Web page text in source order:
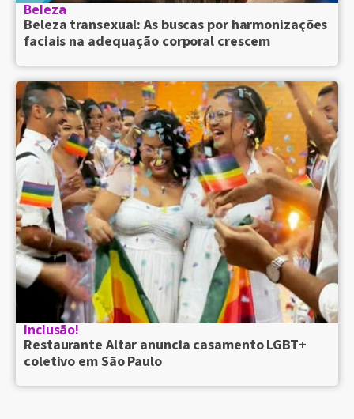
Beleza
Beleza transexual: As buscas por harmonizações
faciais na adequação corporal crescem
Inclusão!
Restaurante Altar anuncia casamento LGBT+
coletivo em São Paulo